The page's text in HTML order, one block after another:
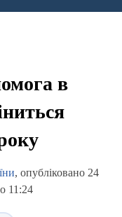
в
, опубліковано 24
11:24